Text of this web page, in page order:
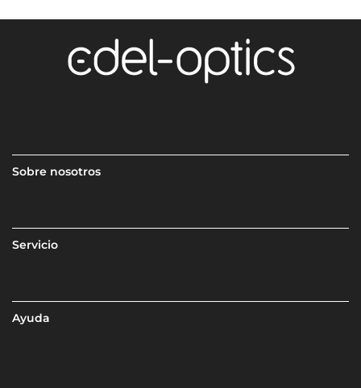
Sobre nosotros
Servicio
Ayuda